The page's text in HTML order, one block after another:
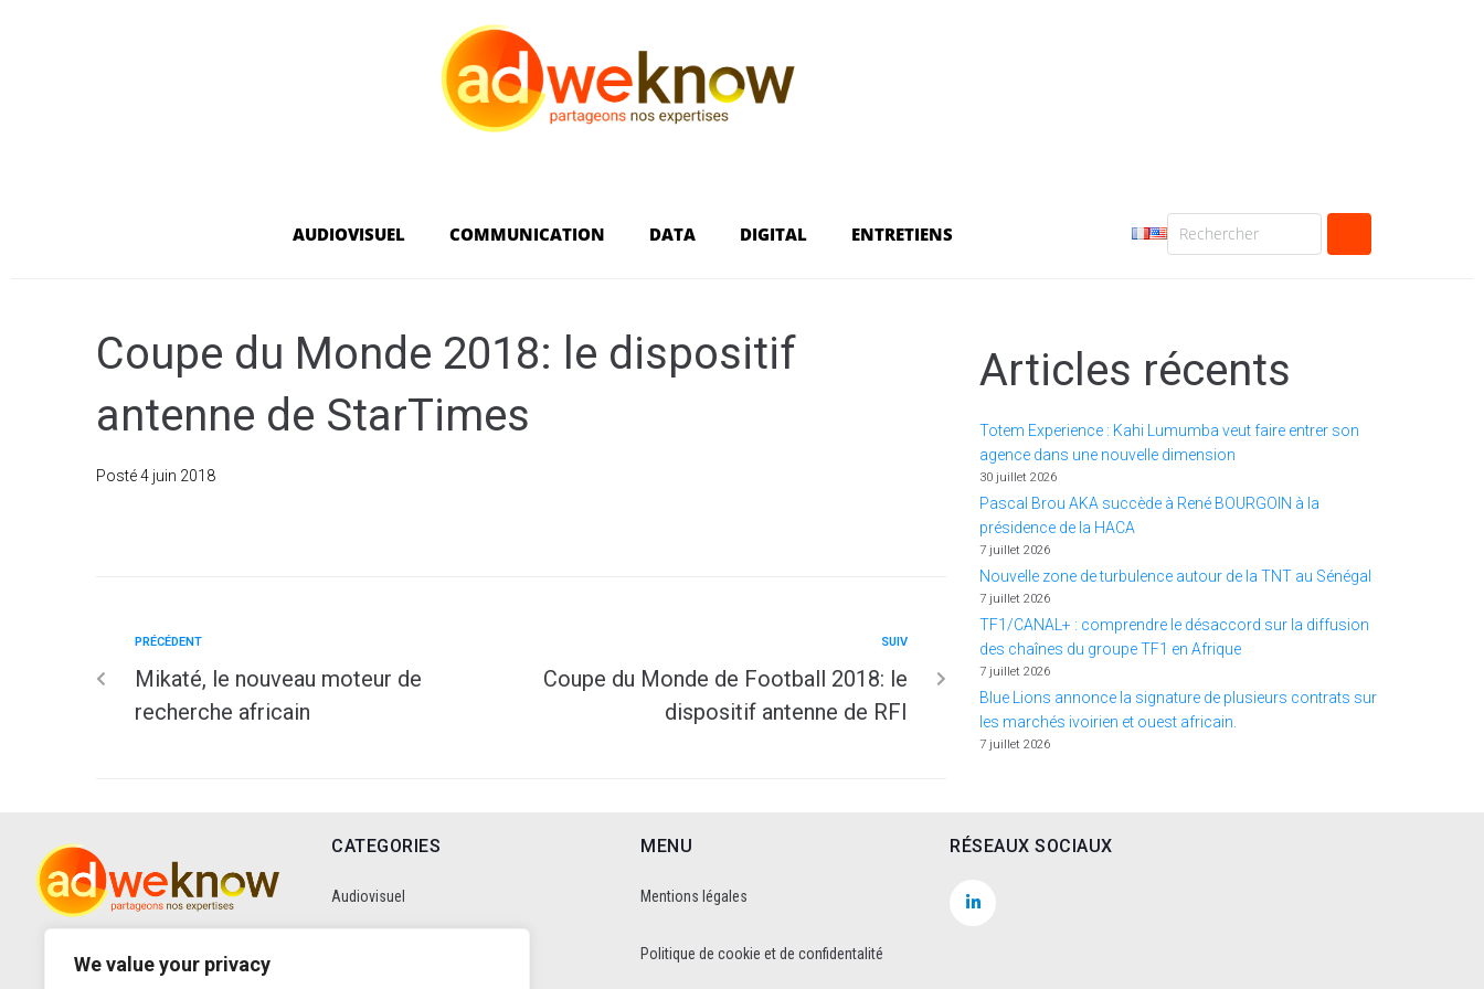
We value your privacy
AUDIOVISUEL COMMUNICATION DATA DIGITAL ENTRETIENS
Coupe du Monde 2018: le dispositif
antenne de StarTimes
Posté4 juin 2018
PRÉCÉDENT
Mikaté, le nouveau moteur de
recherche africain
SUIV
Coupe du Monde de Football 2018: le
dispositif antenne de RFI
Articles récents
Totem Experience : Kahi Lumumba veut faire entrer son
agence dans une nouvelle dimension
30 juillet 2026
Pascal Brou AKA succède à René BOURGOIN à la
présidence de la HACA
7 juillet 2026
Nouvelle zone de turbulence autour de la TNT au Sénégal
7 juillet 2026
TF1/CANAL+ : comprendre le désaccord sur la diffusion
des chaînes du groupe TF1 en Afrique
7 juillet 2026
Blue Lions annonce la signature de plusieurs contrats sur
les marchés ivoirien et ouest africain.
7 juillet 2026
CATEGORIES
Audiovisuel
MENU
Mentions légales
Politique de cookie et de confidentalité
RÉSEAUX SOCIAUX